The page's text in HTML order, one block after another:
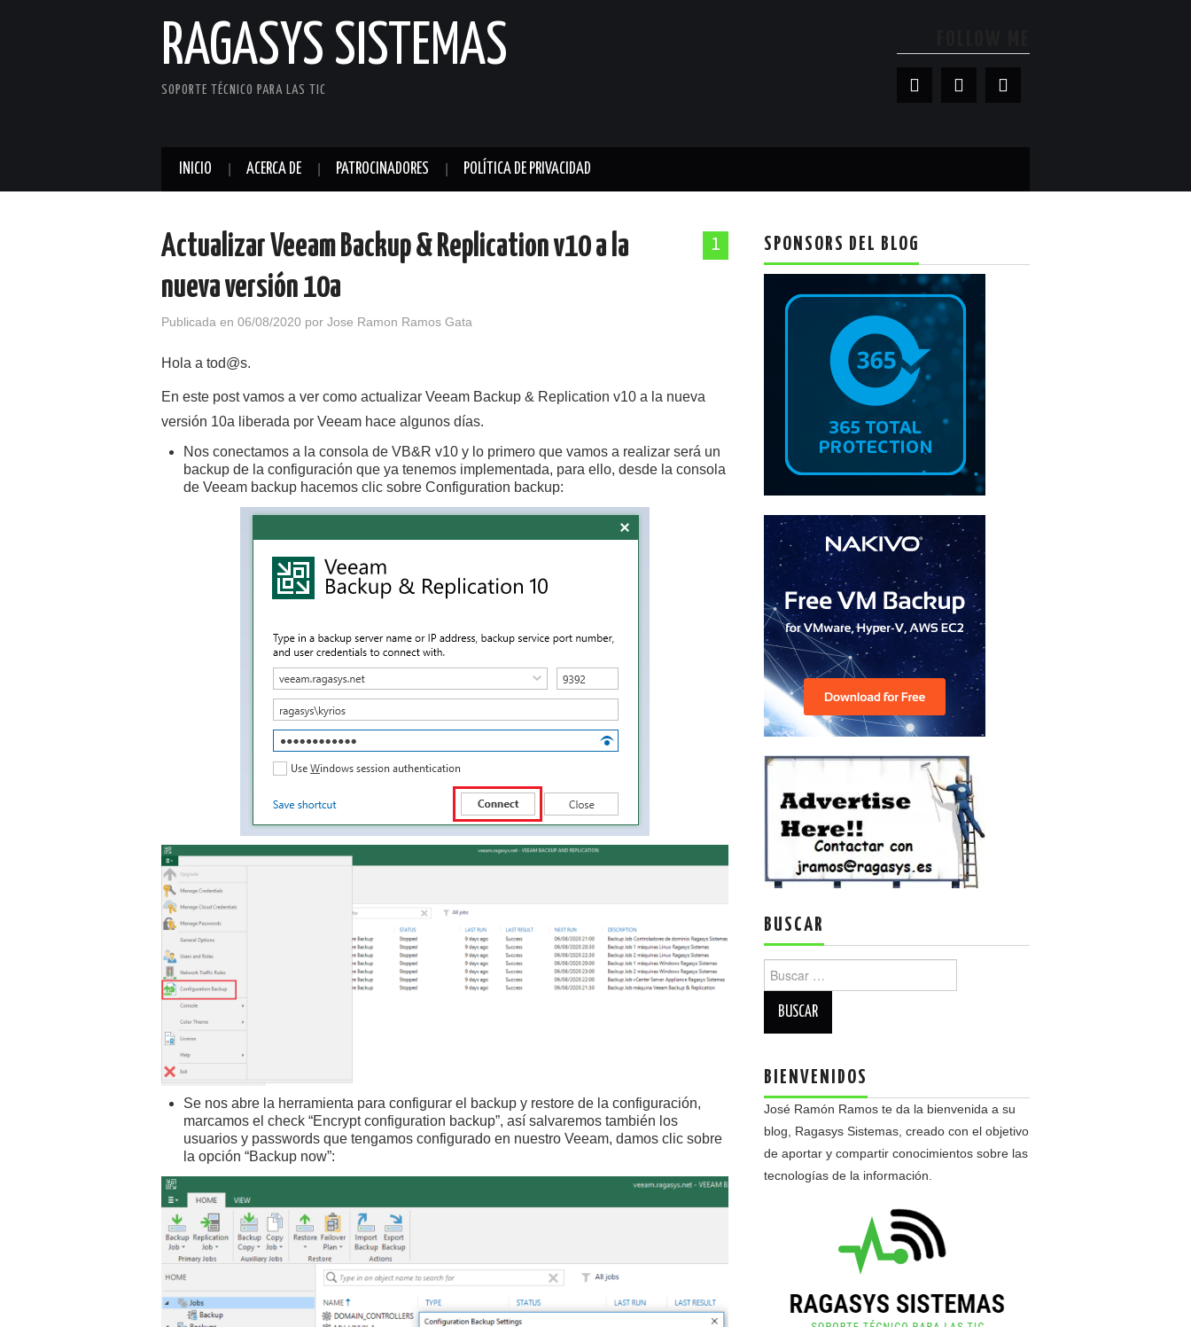
RAGASYS SISTEMAS
SOPORTE TÉCNICO PARA LAS TIC
INICIO ACERCA DE PATROCINADORES POLÍTICA DE PRIVACIDAD
1
Actualizar Veeam Backup & Replication v10 a la
nueva versión 10a
Publicada en 06/08/2020 por Jose Ramon Ramos Gata
Hola a tod@s.
En este post vamos a ver como actualizar Veeam Backup & Replication v10 a la nueva
versión 10a liberada por Veeam hace algunos días.
Nos conectamos a la consola de VB&R v10 y lo primero que vamos a realizar será un
backup de la configuración que ya tenemos implementada, para ello, desde la consola
de Veeam backup hacemos clic sobre Configuration backup:
Se nos abre la herramienta para configurar el backup y restore de la configuración,
marcamos el check “Encrypt configuration backup”, así salvaremos también los
usuarios y passwords que tengamos configurado en nuestro Veeam, damos clic sobre
la opción “Backup now”:
SPONSORS DEL BLOG
BUSCAR
BIENVENIDOS
José Ramón Ramos te da la bienvenida a su
blog, Ragasys Sistemas, creado con el objetivo
de aportar y compartir conocimientos sobre las
tecnologías de la información.